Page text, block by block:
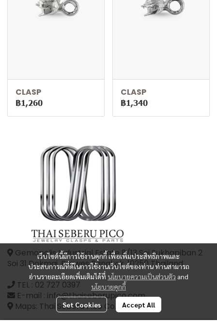
CLASP
฿1,260
CLASP
฿1,340
เว็บไซต์นี้มีการใช้งานคุกกี้ เพื่อเพิ่มประสิทธิภาพและ
ประสบการณ์ที่ดีในการใช้งานเว็บไซต์ของท่าน ท่านสามารถ
อ่านรายละเอียดเพิ่มเติมได้ที่ นโยบายความเป็นส่วนตัว and
นโยบายคุกกี้
Set Cookies Accept All
Gemopolis Industrial Estate 8/13 Soi Sukhapiban 2
Soi 31 Dokmai, Prawes Bangkok, 10250 Thailand
TEL : 02 727 0397
E-mail : info@thaiseberupico.com
Maps: Thai Seberu Pico Co.,Ltd.